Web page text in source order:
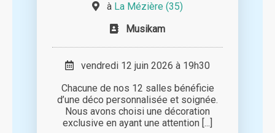
à La Mézière (35)
Musikam
vendredi 12 juin 2026 à 19h30
Chacune de nos 12 salles bénéficie
d’une déco personnalisée et soignée.
Nous avons choisi une décoration
exclusive en ayant une attention [...]